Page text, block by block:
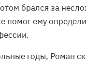
брался за
помог ему
годы, Роман